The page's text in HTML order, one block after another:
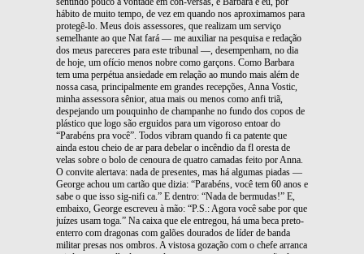
hábito de muito tempo, de vez em quando nos aproximamos para
protegê-lo. Meus dois assessores, que realizam um serviço
semelhante ao que Nat fará — me auxiliar na pesquisa e redação
dos meus pareceres para este tribunal —, desempenham, no dia
de hoje, um ofício menos nobre como garçons. Como Barbara
tem uma perpétua ansiedade em relação ao mundo mais além de
nossa casa, principalmente em grandes recepções, Anna Vostic,
minha assessora sênior, atua mais ou menos como anfi triã,
despejando um pouquinho de champanhe no fundo dos copos de
plástico que logo são erguidos para um vigoroso entoar do
“Parabéns pra você”. Todos vibram quando fi ca patente que
ainda estou cheio de ar para debelar o incêndio da fl oresta de
velas sobre o bolo de cenoura de quatro camadas feito por Anna.
O convite alertava: nada de presentes, mas há algumas piadas —
George achou um cartão que dizia: “Parabéns, você tem 60 anos e
sabe o que isso sig-nifi ca.” E dentro: “Nada de bermudas!” E,
embaixo, George escreveu à mão: “P.S.: Agora você sabe por que
juízes usam toga.” Na caixa que ele entregou, há uma beca preto-
enterro com dragonas com galões dourados de líder de banda
militar presas nos ombros. A vistosa gozação com o chefe arranca